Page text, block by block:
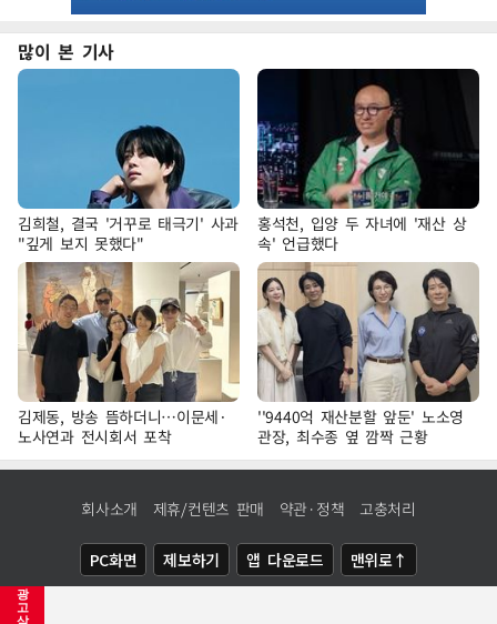
광
고
삭
많이 본 기사
김희철, 결국 '거꾸로 태극기' 사과
"깊게 보지 못했다"
홍석천, 입양 두 자녀에 '재산 상
속' 언급했다
김제동, 방송 뜸하더니…이문세·
노사연과 전시회서 포착
''9440억 재산분할 앞둔' 노소영
관장, 최수종 옆 깜짝 근황
회사소개 제휴/컨텐츠 판매 약관·정책 고충처리
PC화면 제보하기 앱 다운로드 맨위로↑